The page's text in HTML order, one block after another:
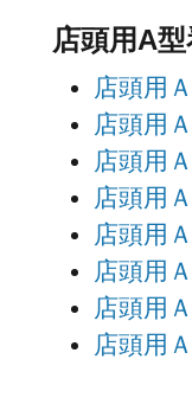
店頭用A
店頭用
店頭用
店頭用
店頭用
店頭用
店頭用
店頭用
店頭用